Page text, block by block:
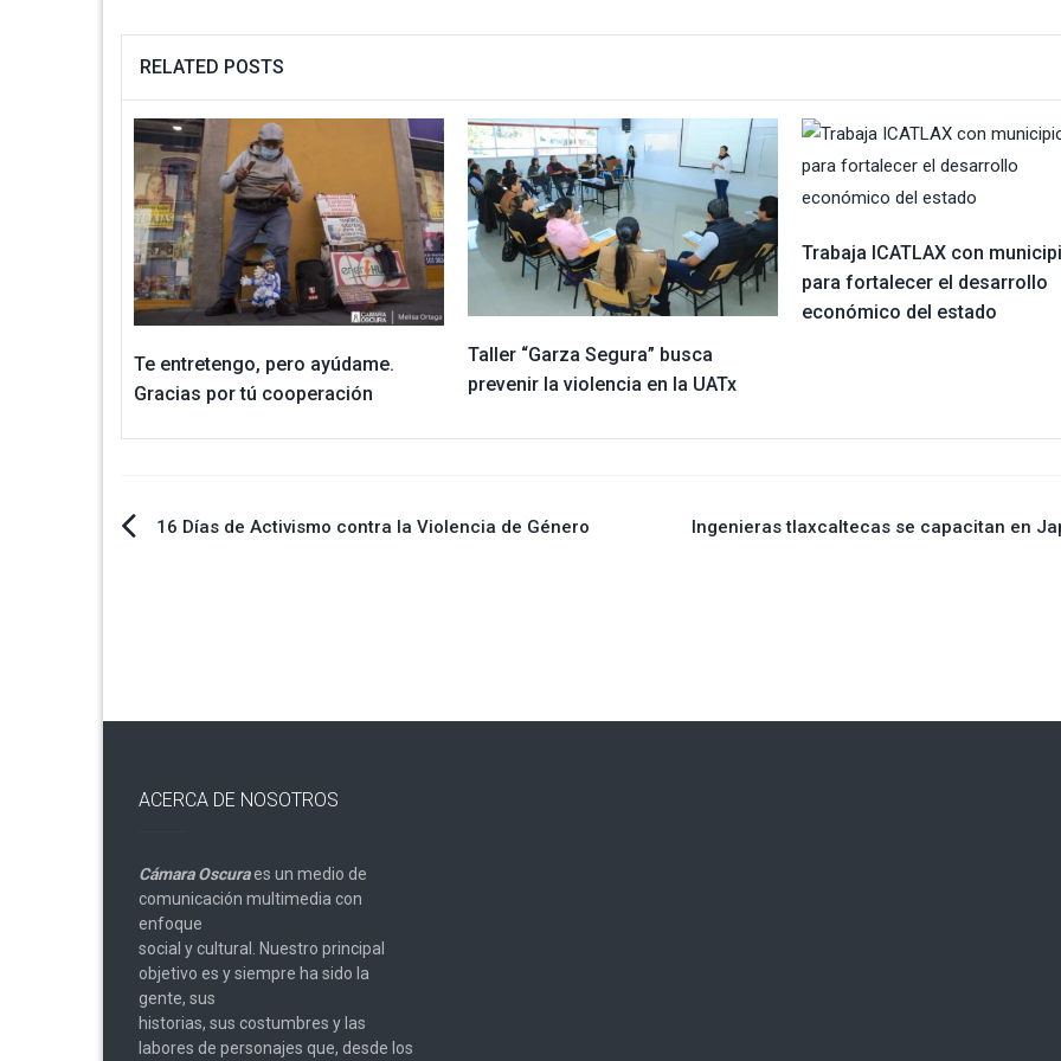
RELATED POSTS
Te entretengo, pero ayúdame.
Gracias por tú cooperación
Taller “Garza Segura” busca
prevenir la violencia en la UATx
Trabaja ICATLAX con
para fortalecer el desarrollo
económico del estado
Navegación
16 Días de Activismo contra la Violencia de Género Ingenieras tlaxcaltecas se capacitan en
ACERCA DE NOSOTROS
Cámara Oscuraes un medio de
comunicación multimedia con
enfoque
social y cultural. Nuestro principal
objetivo es y siempre ha sido la
gente, sus
historias, sus costumbres y las
labores de personajes que, desde los